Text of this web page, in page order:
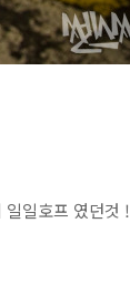
일일호프 였던것 !